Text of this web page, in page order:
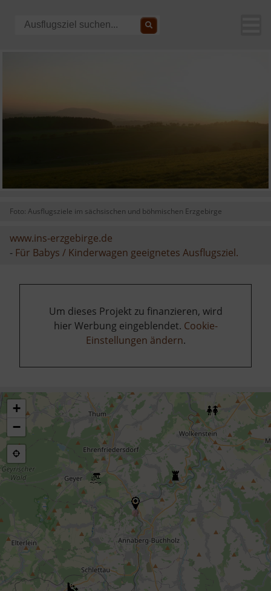
Foto: Ausflugsziele im sächsischen und böhmischen Erzgebirge
www.ins-erzgebirge.de
- Für Babys / Kinderwagen geeignetes Ausflugsziel.
Um dieses Projekt zu finanzieren, wird
hier Werbung eingeblendet. Cookie-
Einstellungen ändern.
+
−